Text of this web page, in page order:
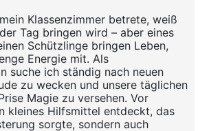
Klassenzimmer betrete, weiß
Tag bringen wird – aber eines
Schützlinge bringen Leben,
Energie mit. Als
suche ich ständig nach neuen
zu wecken und unsere täglichen
Magie zu versehen. Vor
kleines Hilfsmittel entdeckt, das
sorgte, sondern auch